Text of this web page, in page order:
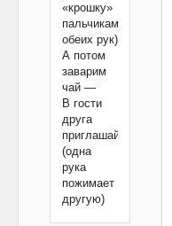
«крошку»
пальчиками
обеих рук)
А потом
заварим
чай —
В гости
друга
приглашай!
(одна
рука
пожимает
другую)